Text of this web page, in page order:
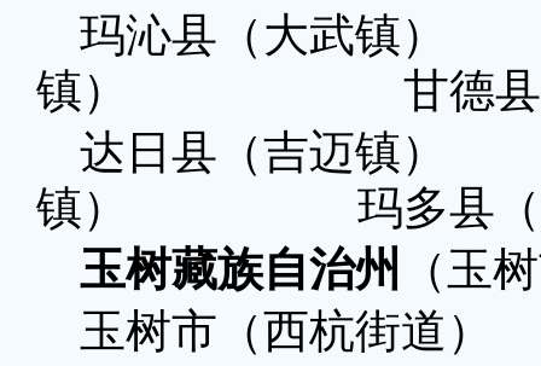
玛沁县（大武
镇） 甘德县（
达日县（吉迈
镇） 玛多县（玛
玉树藏族自治州
（玉
玉树市（西杭街道）